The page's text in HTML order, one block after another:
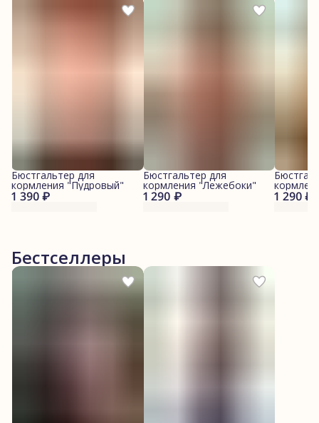
1 390 ₽
Бюстгальтер для
кормления "Пудровый"
1 290 ₽
Бюстгальтер для
кормления "Лежебоки"
1 290 ₽
Бестселлеры